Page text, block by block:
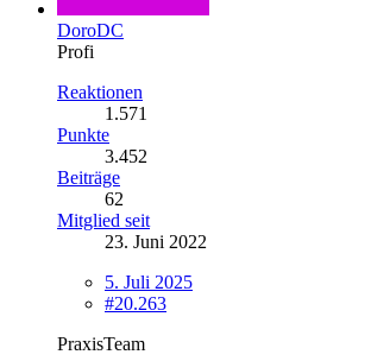
DoroDC
Profi
Reaktionen
1.571
Punkte
3.452
Beiträge
62
Mitglied seit
23. Juni 2022
5. Juli 2025
#20.263
PraxisTeam